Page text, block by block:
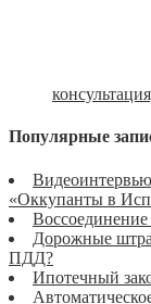
Популярные
«Оккупанты в
Дорожные
ПДД?
Ипотечный